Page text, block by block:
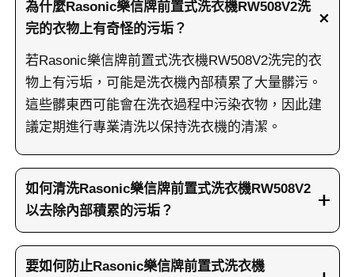
為什麼Rasonic樂信牌前置式洗衣機RW508V2洗
完的衣物上有奇怪的污垢？
若Rasonic樂信牌前置式洗衣機RW508V2洗完的衣
物上有污垢，可能是洗衣機內部積累了大量髒污。
這些髒東西可能會在洗衣過程中污染衣物，因此建
議定期進行專業清洗以保持洗衣機的清潔。
如何清洗Rasonic樂信牌前置式洗衣機RW508V2
以去除內部積累的污垢？
要清洗Rasonic樂信牌前置式洗衣機RW508V2，可
使用高濃度活性氧浸泡內部，然後加入發泡促進劑
要如何防止Rasonic樂信牌前置式洗衣機